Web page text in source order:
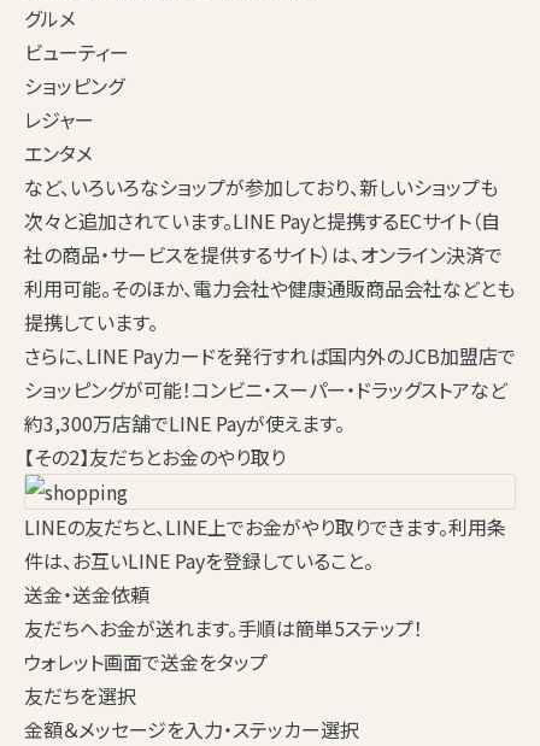
グルメ
ビューティー
ショッピング
レジャー
エンタメ
など、いろいろなショップが参加しており、新しいショップも
次々と追加されています。LINE Payと提携するECサイト（自
社の商品・サービスを提供するサイト）は、オンライン決済で
利用可能。そのほか、電力会社や健康通販商品会社などとも
提携しています。
さらに、LINE Payカードを発行すれば国内外のJCB加盟店で
ショッピングが可能！コンビニ・スーパー・ドラッグストアなど
約3,300万店舗でLINE Payが使えます。
【その2】友だちとお金のやり取り
LINEの友だちと、LINE上でお金がやり取りできます。利用条
件は、お互いLINE Payを登録していること。
送金・送金依頼
友だちへお金が送れます。手順は簡単5ステップ！
ウォレット画面で送金をタップ
友だちを選択
金額＆メッセージを入力・ステッカー選択